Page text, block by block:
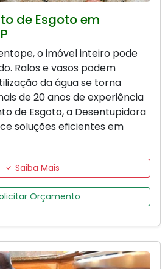
de Esgoto em
o imóvel inteiro pode
Ralos e vasos podem
da água se torna
de 20 anos de experiência
de Esgoto, a Desentupidora
soluções eficientes em
Saiba Mais
Orçamento